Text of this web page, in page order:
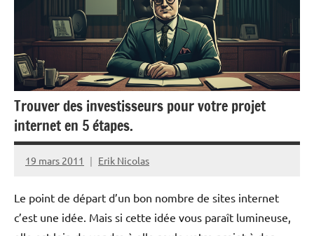
Trouver des investisseurs pour votre projet
internet en 5 étapes.
19 mars 2011 Erik Nicolas
Le point de départ d’un bon nombre de sites internet
c’est une idée. Mais si cette idée vous paraît lumineuse,